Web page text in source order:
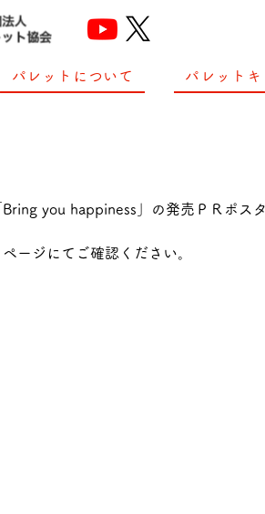
パレットについて パレットキ
you happiness」の発売ＰＲポス
ージにてご確認ください。